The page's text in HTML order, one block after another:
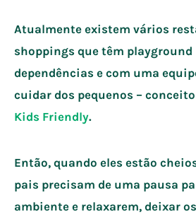
Atualmente existem vários
shoppings que têm
dependências e com uma
cuidar dos pequenos –
Kids Friendly.
Então, quando eles estão
pais precisam de uma pausa
ambiente e relaxarem, deixar